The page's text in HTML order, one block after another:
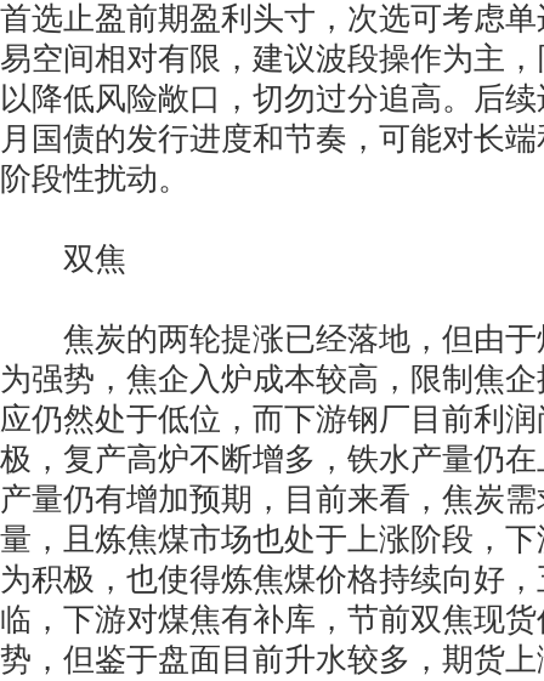
首选止盈前期盈利头寸，次选可考虑
易空间相对有限，建议波段操作为主
以降低风险敞口，切勿过分追高。后
月国债的发行进度和节奏，可能对长
阶段性扰动。
双焦
焦炭的两轮提涨已经落地，但由于
为强势，焦企入炉成本较高，限制焦
应仍然处于低位，而下游钢厂目前利
极，复产高炉不断增多，铁水产量仍
产量仍有增加预期，目前来看，焦炭
量，且炼焦煤市场也处于上涨阶段，
为积极，也使得炼焦煤价格持续向好
临，下游对煤焦有补库，节前双焦现
势，但鉴于盘面目前升水较多，期货